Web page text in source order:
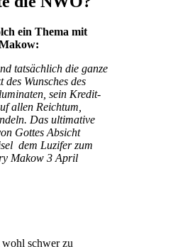
ein Thema mit
tatsächlich die ganze
Wunsches des
sein Kredit-
allen Reichtum,
Das ultimative
Gottes Absicht
dem Luzifer zum
Makow 3 April
schwer zu